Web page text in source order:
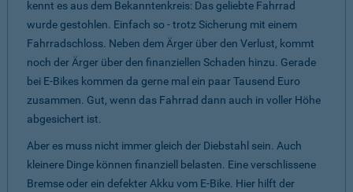
kennt es aus dem Bekanntenkreis: Das geliebte Fahrrad
wurde gestohlen. Einfach so - trotz Sicherung mit einem
Fahrradschloss. Neben dem Ärger über den Verlust, kommt
noch der Ärger über den finanziellen Schaden hinzu. Gerade
bei E-Bikes kommen da gerne mal ein paar Tausend Euro
zusammen. Gut, wenn das Fahrrad dann auch in voller Höhe
abgesichert ist.
Aber es muss nicht immer gleich der Diebstahl sein. Auch
kleinere Dinge können finanziell belasten. Eine verschlissene
Bremse oder ein defekter Akku vom E-Bike. Hier hilft der